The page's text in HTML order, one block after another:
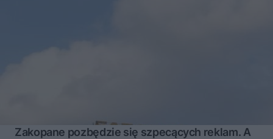
Zakopane pozbędzie się szpecących reklam. A